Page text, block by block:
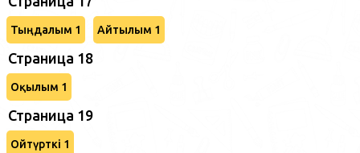
Тыңдалым 1 Айтылым 1
Страница 18
Оқылым 1
Страница 19
Ойтүрткі 1